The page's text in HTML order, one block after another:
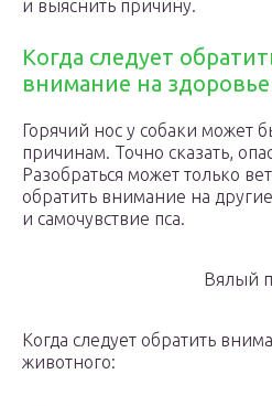
и выяснить причину.
Когда следует
внимание на здоровье
Горячий нос у собаки может
причинам. Точно сказать,
Разобраться может только
обратить внимание на
и самочувствие пса.
Вялый
Когда следует обратить
животного: